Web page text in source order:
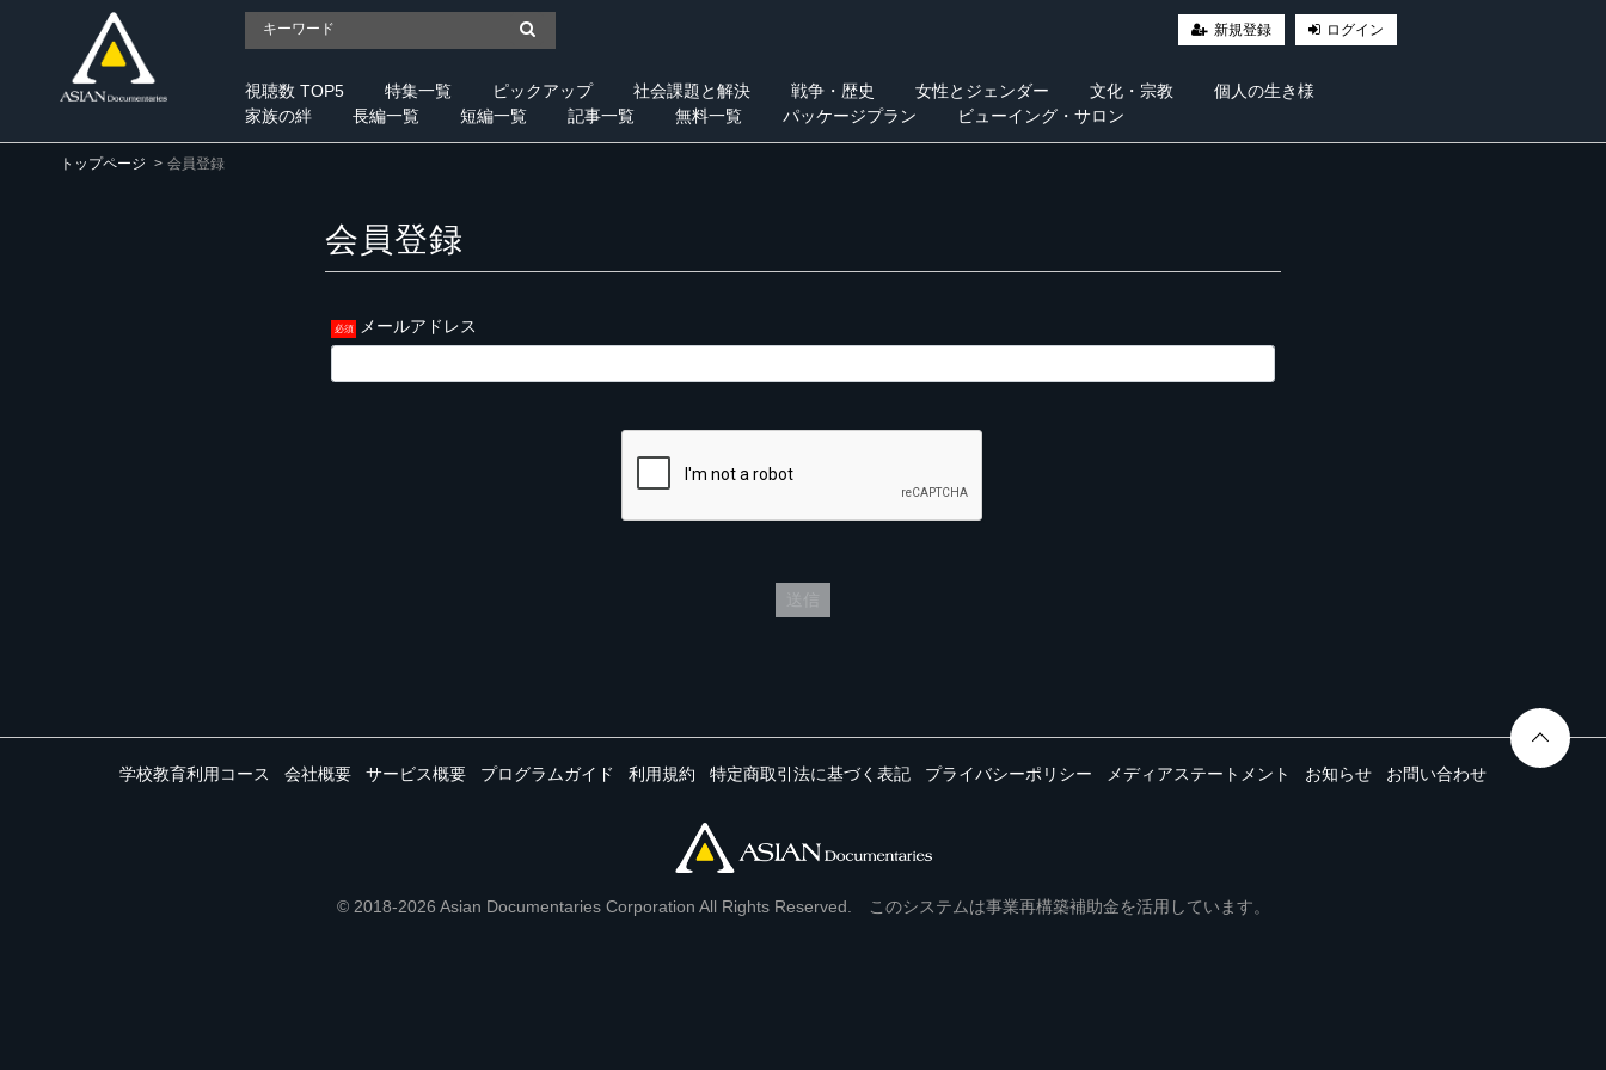
新規登録 ログイン
視聴数 TOP5 特集一覧 ピックアップ 社会課題と解決 戦争・歴史 女性とジェンダー 文化・宗教
個人の生き様
家族の絆
長編一覧 短編一覧 記事一覧 無料一覧 パッケージプラン ビューイング・サロン
トップページ 会員登録
会員登録
メールアドレス
学校教育利用コース 会社概要 サービス概要 プログラムガイド 利用規約 特定商取引法に基づく表記 プライバシーポリシー メディアステートメント お知らせ お問い合わせ
© 2018-2026 Asian Documentaries Corporation All Rights Reserved. このシステムは事業再構築補助金を活用しています。